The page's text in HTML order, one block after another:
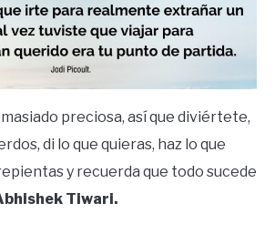
preciosa, así que diviértete,
di lo que quieras, haz lo que
y recuerda que todo sucede
Tiwari.